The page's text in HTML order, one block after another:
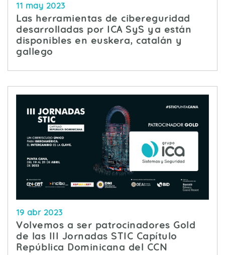
11 may 2023
Las herramientas de cibereguridad
desarrolladas por ICA SyS ya están
disponibles en euskera, catalán y
gallego
19 abr 2023
Volvemos a ser patrocinadores Gold
de las III Jornadas STIC Capítulo
República Dominicana del CCN